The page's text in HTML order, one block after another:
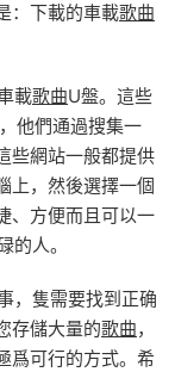
：下載的車載歌曲
載歌曲U盤。這些
他們通過搜集一
些網站一般都提供
上，然後選擇一個
、方便而且可以一
的人。
，隻需要找到正确
存儲大量的歌曲，
爲可行的方式。希